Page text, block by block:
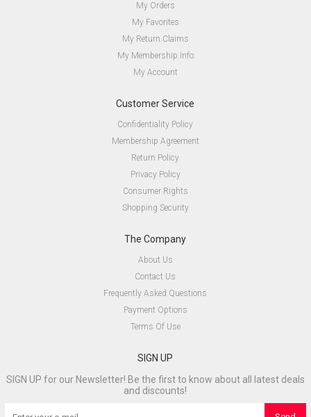
My Orders
My Favorites
My Return Claims
My Membership Info
My Account
Customer Service
Confidentiality Policy
Membership Agreement
Return Policy
Privacy Policy
Consumer Rights
Shopping Security
The Company
About Us
Contact Us
Frequently Asked Questions
Payment Options
Terms Of Use
SIGN UP
SIGN UP for our Newsletter! Be the first to know about all latest deals
and discounts!